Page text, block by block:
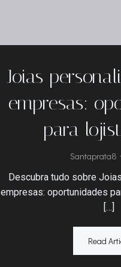
Joias
empresas:
para
Santaprata8
Descubra tudo sobre
empresas: oportunidades
[…]
Read